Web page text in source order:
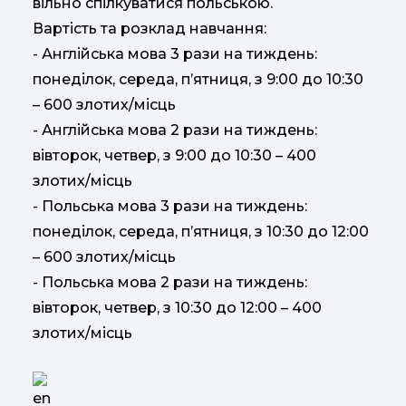
Вартість та розклад навчання:
- Англійська мова 3 рази на тиждень:
понеділок, середа, п’ятниця, з 9:00 до 10:30
– 600 злотих/місць
- Англійська мова 2 рази на тиждень:
вівторок, четвер, з 9:00 до 10:30 – 400
злотих/місць
- Польська мова 3 рази на тиждень:
понеділок, середа, п’ятниця, з 10:30 до 12:00
– 600 злотих/місць
- Польська мова 2 рази на тиждень:
вівторок, четвер, з 10:30 до 12:00 – 400
злотих/місць